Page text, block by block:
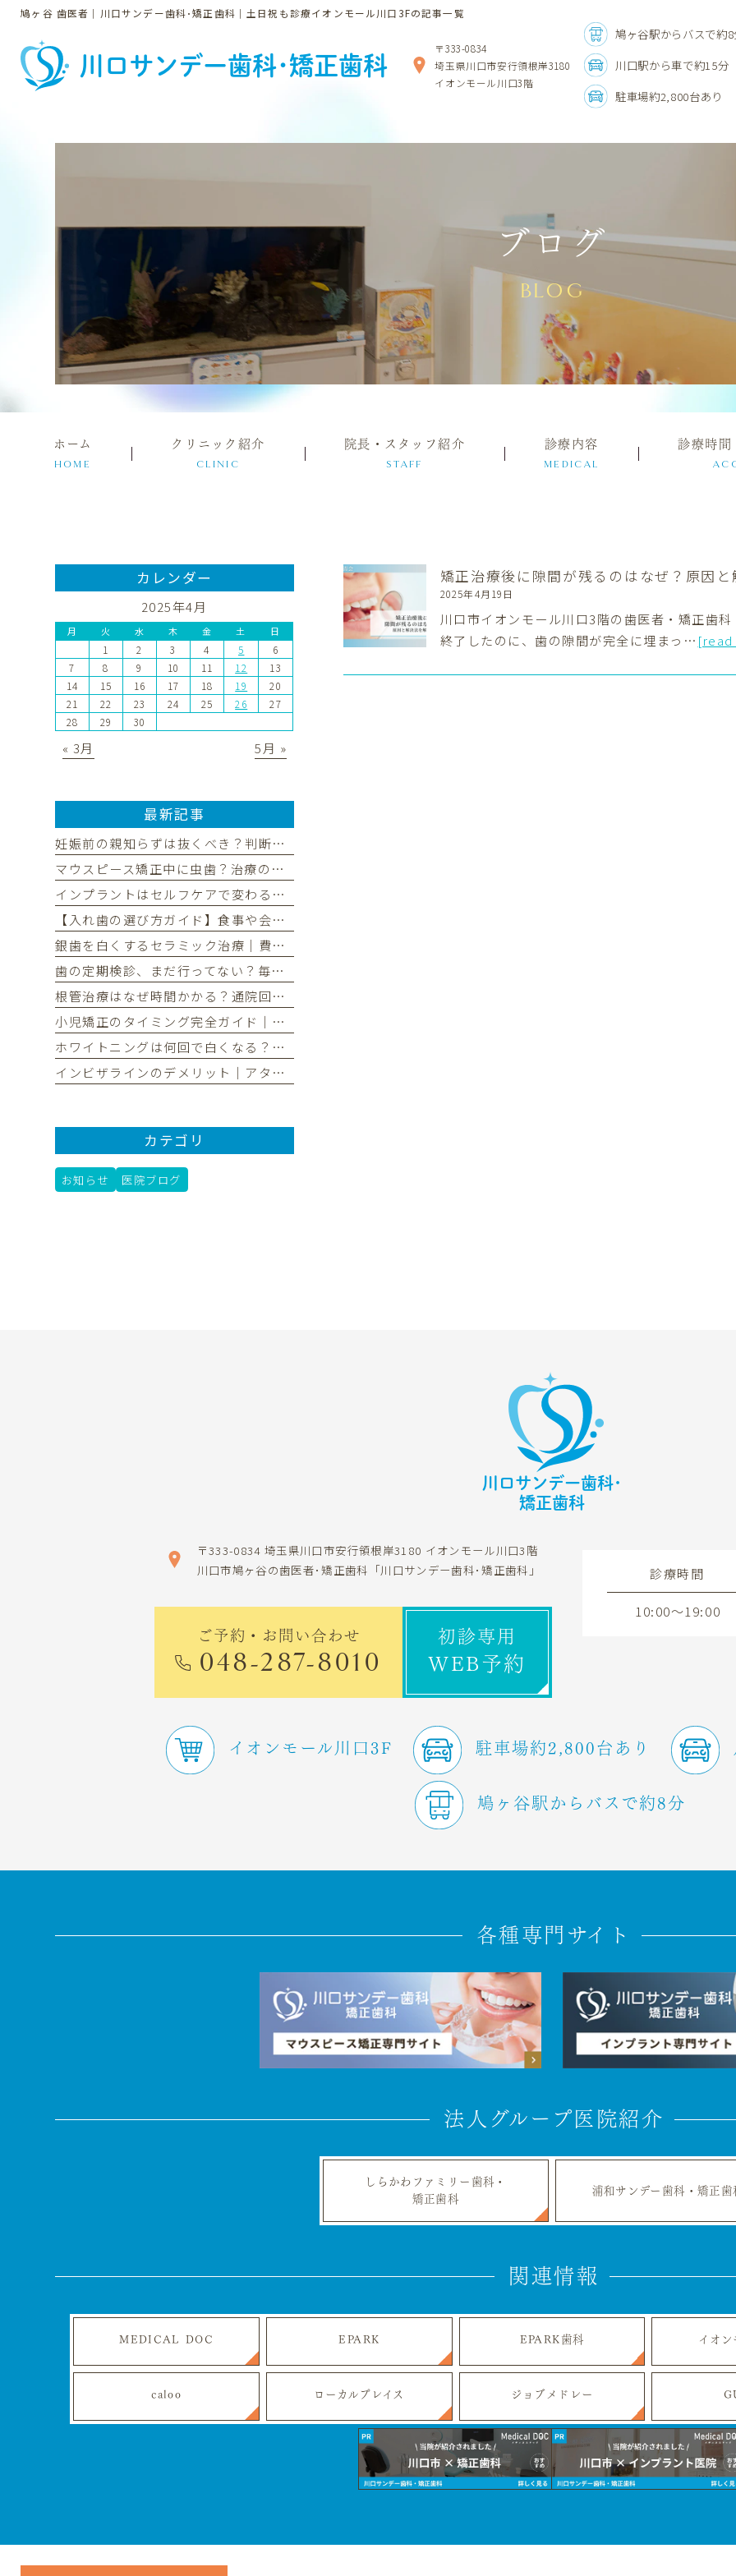
鳩ヶ谷 歯医者｜川口サンデー歯科･矯正歯科｜土日祝も診療イオンモール川口3Fの記事一覧
川口サンデー歯科･矯正歯科
〒333-0834
埼玉県川口市安行領根岸3180
イオンモール川口3階
鳩ヶ谷駅からバスで約
川口駅から車で約15分
駐車場約2,800台あり
ブログ
BLOG
ホーム
HOME
クリニック紹介
CLINIC
院長・スタッフ紹介
STAFF
診療内容
MEDICAL
診療時間
矯正治療後に隙間が残るのはなぜ？原因
2025年4月19日
川口市イオンモール川口3階の歯医者・矯正歯
終了したのに、歯の隙間が完全に埋まっ…
カレンダー
2025年4月
月 火 水 木 金 土 日
1 2 3 4 5
6
7
8 9 10 11 12
13
14
15 16 17 18 19
20
21
22 23 24 25 26
27
28
29 30
« 3月 5月 »
最新記事
妊娠前の親知らずは抜くべき？判断基準と後悔しないタイミングを解説
マウスピース矯正中に虫歯？治療の流れと中断リスク、予防法を解説
インプラントはセルフケアで変わる！長持ちさせる毎日の習慣と定期検診
【入れ歯の選び方ガイド】食事や会話を楽しむためのポイントとは
銀歯を白くするセラミック治療｜費用・期間・長持ちさせる秘訣
歯の定期検診、まだ行ってない？毎日の歯磨きだけでは不十分な理由
根管治療はなぜ時間かかる？通院回数の目安と治療期間を解説
小児矯正のタイミング完全ガイド｜治療の種類と選び方を分かりやすく
ホワイトニングは何回で白くなる？理想の白さまでの回数と期間を解説
インビザラインのデメリット｜アタッチメントは実は目立つ？後悔しないための全知識
カテゴリ
お知らせ 医院ブログ
川口サンデー歯科･
矯正歯科
〒333-0834埼玉県川口市安行領根岸3180 イオンモール川口3階
川口市鳩ヶ谷の歯医者･矯正歯科 「川口サンデー歯科･矯正歯科」
ご予約・お問い合わせ
048-287-8010
初診専用
WEB予約
診療時間
10:00～19:00
イオンモール川口3F 駐車場約2,800台あり
鳩ヶ谷駅からバスで約8分
各種専門サイト
法人グループ医院紹介
しらかわファミリー歯科・
矯正歯科
浦和サンデー歯科・矯正歯
関連情報
MEDICAL DOC EPARK EPARK歯科 イオ
caloo ローカルプレイス ジョブメドレー